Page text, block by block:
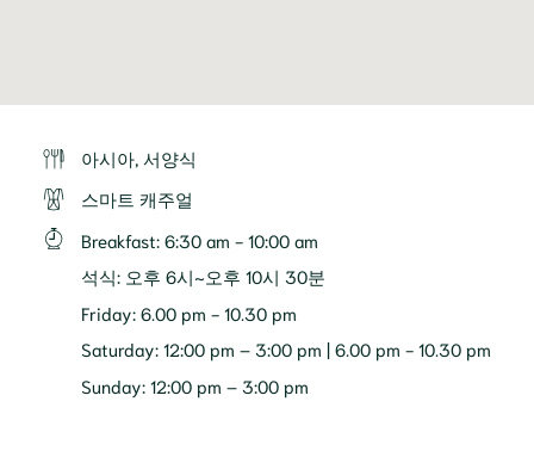
아시아, 서양식
스마트 캐주얼
Breakfast: 6:30 am - 10:00 am
석식: 오후 6시~오후 10시 30분
Friday: 6.00 pm - 10.30 pm
Saturday: 12:00 pm – 3:00 pm | 6.00 pm - 10.30 pm
Sunday: 12:00 pm – 3:00 pm